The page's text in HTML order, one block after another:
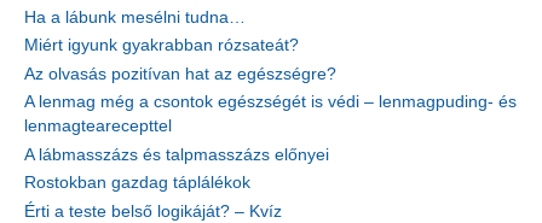
Ha a lábunk mesélni tudna…
Miért igyunk gyakrabban rózsateát?
Az olvasás pozitívan hat az egészségre?
A lenmag még a csontok egészségét is védi – lenmagpuding- és
lenmagtearecepttel
A lábmasszázs és talpmasszázs előnyei
Rostokban gazdag táplálékok
Érti a teste belső logikáját? – Kvíz